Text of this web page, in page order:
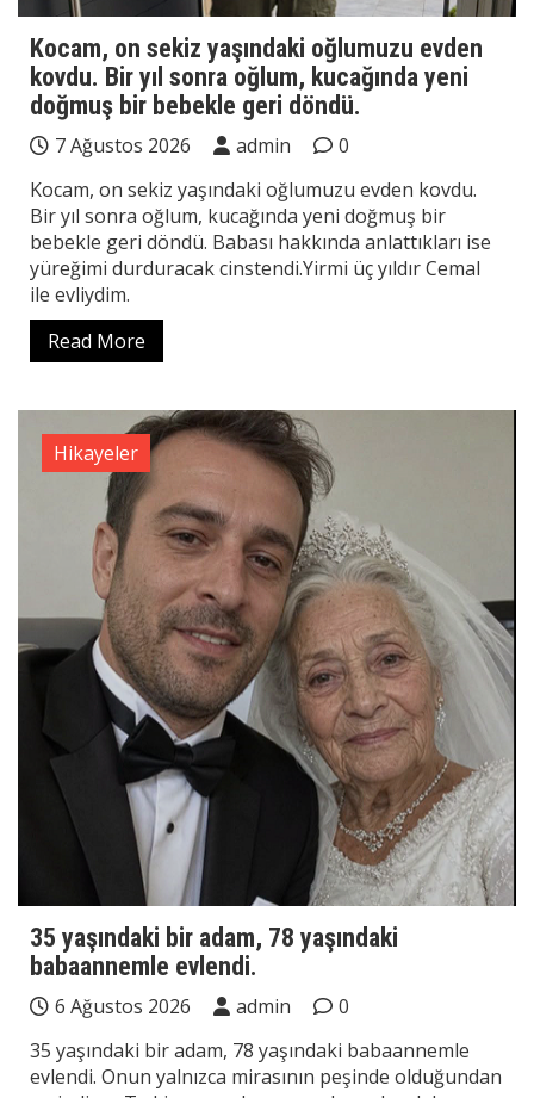
Kocam, on sekiz yaşındaki oğlumuzu evden
kovdu. Bir yıl sonra oğlum, kucağında yeni
doğmuş bir bebekle geri döndü.
7 Ağustos 2026 admin
0
Kocam, on sekiz yaşındaki oğlumuzu evden kovdu.
Bir yıl sonra oğlum, kucağında yeni doğmuş bir
bebekle geri döndü. Babası hakkında anlattıkları ise
yüreğimi durduracak cinstendi.Yirmi üç yıldır Cemal
ile evliydim.
Read More
Hikayeler
35 yaşındaki bir adam, 78 yaşındaki
babaannemle evlendi.
6 Ağustos 2026 admin
0
35 yaşındaki bir adam, 78 yaşındaki babaannemle
evlendi. Onun yalnızca mirasının peşinde olduğundan